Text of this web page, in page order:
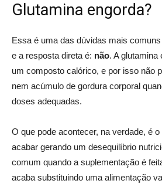
Glutamina engorda?
Essa é uma das dúvidas mais
e a resposta direta é: não. A glutamina
um composto calórico, e por isso não
nem acúmulo de gordura corporal
doses adequadas.
O que pode acontecer, na verdade, é
acabar gerando um desequilíbrio
comum quando a suplementação é
acaba substituindo uma alimentação